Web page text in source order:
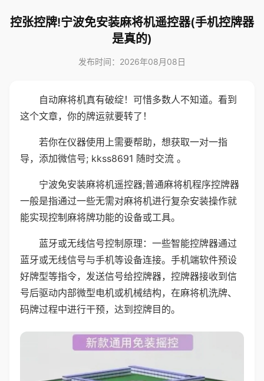
控张控牌!宁波免安装麻将机遥控器(手机控牌器
是真的)
发布时间：2026年08月08日
自动麻将机真有破绽！可惜多数人不知道。看到
这个文章，你的牌运就要转了！
若你在仪器使用上需要帮助，想获取一对一指
导，添加微信号; kkss8691 随时交流 。
宁波免安装麻将机遥控器;普通麻将机程序控牌器
一般是指通过一些无需对麻将机进行复杂安装操作就
能实现控制麻将牌功能的设备或工具。
蓝牙或无线信号控制原理：一些智能控牌器通过
蓝牙或无线信号与手机等设备连接。手机端软件预设
好牌型等指令，发送信号给控牌器，控牌器接收到信
号后驱动内部微型电机或机械结构，在麻将机洗牌、
码牌过程中进行干预，达到控牌目的。